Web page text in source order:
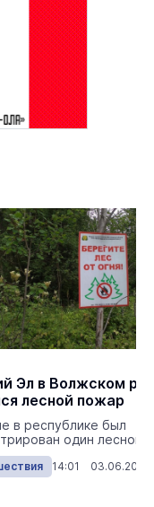
районе
пожар
был
один лесной пожар.
03.06.2025